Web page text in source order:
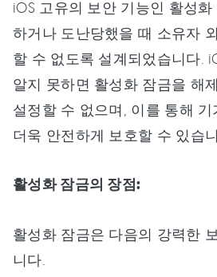
iOS 고유의 보안 기능인 활성
하거나 도난당했을 때 소유자
할 수 없도록 설계되었습니다.
알지 못하면 활성화 잠금을 해
설정할 수 없으며, 이를 통해
더욱 안전하게 보호할 수 있습
활성화 잠금의 장점:
활성화 잠금은 다음의 강력한
니다.